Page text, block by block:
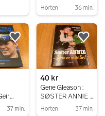
1996
Horten 36 min.
37 min.
Legg til som favoritt.
40 kr
Gene Gleason :
SØSTER ANNIE -
DETTE ER MITT
Horten 37 min.